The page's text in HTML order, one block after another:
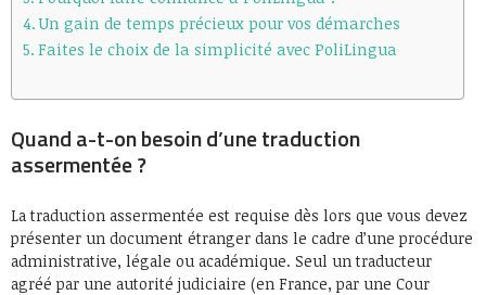
Un gain de temps précieux pour vos démarches
Faites le choix de la simplicité avec PoliLingua
Quand a-t-on besoin d’une traduction
assermentée ?
La traduction assermentée est requise dès lors que vous devez
présenter un document étranger dans le cadre d’une procédure
administrative, légale ou académique. Seul un traducteur
agréé par une autorité judiciaire (en France, par une Cour